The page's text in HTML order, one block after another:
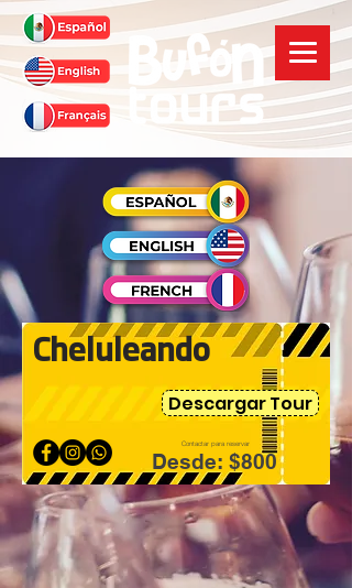
Cheluleando
Contactar para reservar
Desde: $800
Descargar Tour